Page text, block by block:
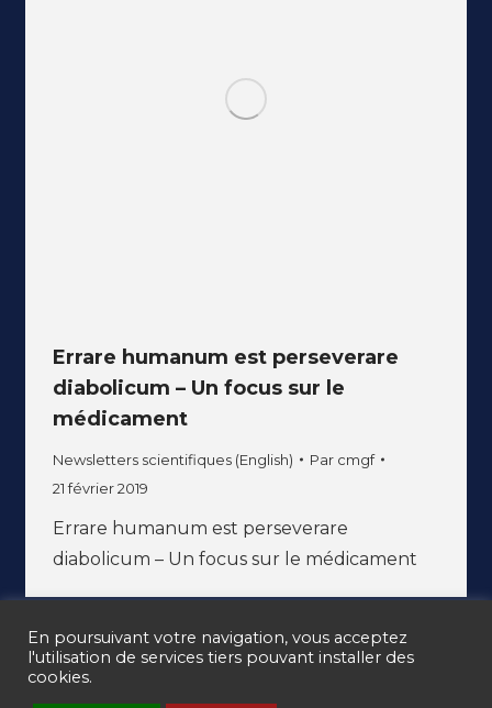
Errare humanum est perseverare
diabolicum – Un focus sur le
médicament
Newsletters scientifiques (English) Par cmgf
21 février 2019
Errare humanum est perseverare
diabolicum – Un focus sur le médicament
En poursuivant votre navigation, vous acceptez
l'utilisation de services tiers pouvant installer des
cookies.